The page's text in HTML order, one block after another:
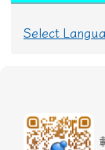
Select